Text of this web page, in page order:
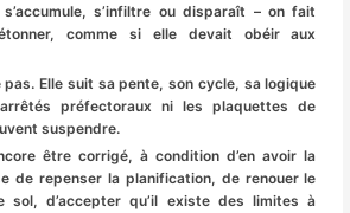
s’infiltre ou disparaît – on fait
comme si elle devait obéir aux
pas. Elle suit sa pente, son cycle, sa logique
préfectoraux ni les plaquettes de
suspendre.
être corrigé, à condition d’en avoir la
de repenser la planification, de renouer le
sol, d’accepter qu’il existe des limites à